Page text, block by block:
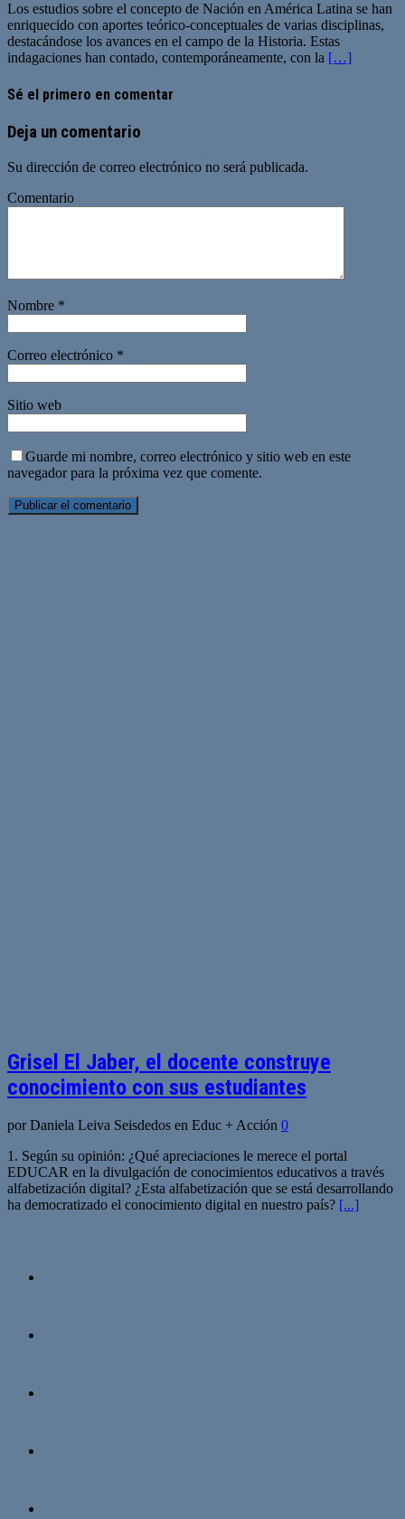
Los estudios sobre el concepto de Nación en América Latina se han
enriquecido con aportes teórico-conceptuales de varias disciplinas,
destacándose los avances en el campo de la Historia. Estas
indagaciones han contado, contemporáneamente, con la […]
Sé el primero en comentar
Deja un comentario
Su dirección de correo electrónico no será publicada.
Comentario
Nombre *
Correo electrónico *
Sitio web
Guarde mi nombre, correo electrónico y sitio web en este
navegador para la próxima vez que comente.
Grisel El Jaber, el docente construye
conocimiento con sus estudiantes
por Daniela Leiva Seisdedos en Educ + Acción 0
1. Según su opinión: ¿Qué apreciaciones le merece el portal
EDUCAR en la divulgación de conocimientos educativos a través
alfabetización digital? ¿Esta alfabetización que se está desarrollando
ha democratizado el conocimiento digital en nuestro país? [...]